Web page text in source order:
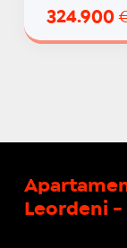
324.900
Leordeni